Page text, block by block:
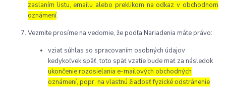
zaslaním listu, emailu alebo preklikom na odkaz v obchodnom
oznámení.
Vezmite prosíme na vedomie, že podľa Nariadenia máte právo:
vziať súhlas so spracovaním osobných údajov
kedykoľvek späť, toto späť vzatie bude mať za následok
ukončenie rozosielania e-mailových obchodných
oznámení, popr. na vlastnú žiadosť fyzické odstránenie